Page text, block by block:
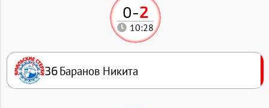
0-2
10:28
36Баранов Никита